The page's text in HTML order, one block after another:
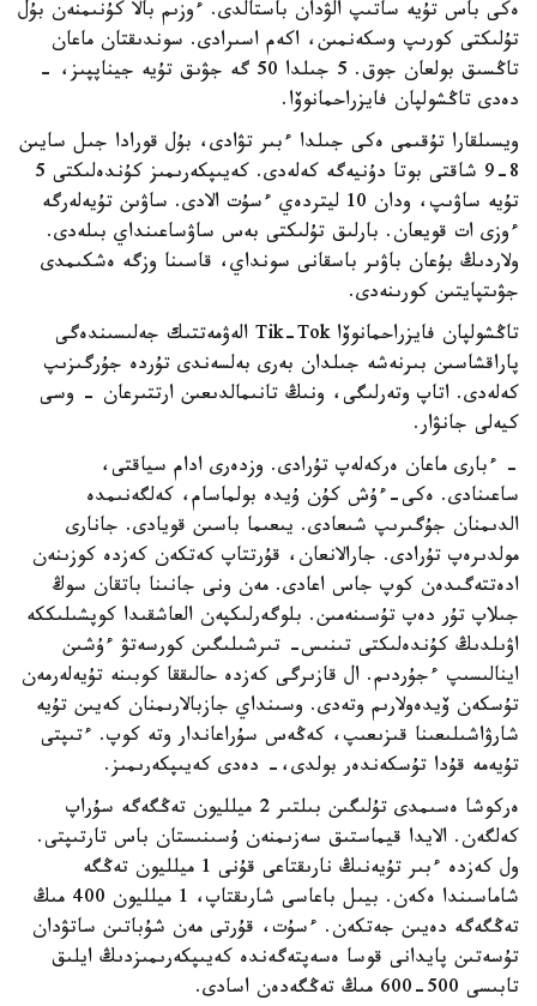
ەكى باس تۇيە ساتىپ الۋدان باستالدى. ءوزىم بالا كۇنىمنەن بۇل
تۇلىكتى كورىپ وسكەنمىن، اكەم اسىرادى. سوندىقتان ماعان
تاڭسىق بولعان جوق. 5 جىلدا 50 گە جۋىق تۇيە جيناپپىز، -
دەدى تاڭشولپان فايزراحمانوۆا.
ويسىلقارا تۇقىمى ەكى جىلدا ءبىر تۋادى، بۇل قورادا جىل سايىن
8-9 شاقتى بوتا دۇنيەگە كەلەدى. كەيىپكەرىمىز كۇندەلىكتى 5
تۇيە ساۋىپ، ودان 10 ليتردەي ءسۇت الادى. ساۋىن تۇيەلەرگە
ءوزى ات قويعان. بارلىق تۇلىكتى بەس ساۋساعىنداي بىلەدى.
ولاردىڭ بۇعان باۋىر باسقانى سونداي، قاسىنا وزگە ەشكىمدى
جۋىتپايتىن كورىنەدى.
تاڭشولپان فايزراحمانوۆا Tik-Tok الەۋمەتتىك جەلىسىندەگى
پاراقشاسىن بىرنەشە جىلدان بەرى بەلسەندى تۇردە جۇرگىزىپ
كەلەدى. اتاپ وتەرلىگى، ونىڭ تانىمالدىعىن ارتتىرعان - وسى
كيەلى جانۋار.
- ءبارى ماعان ەركەلەپ تۇرادى. وزدەرى ادام سياقتى،
ساعىنادى. ەكى-ءۇش كۇن ۇيدە بولماسام، كەلگەنىمدە
الدىمنان جۇگىرىپ شىعادى. يىعىما باسىن قويادى. جانارى
مولدىرەپ تۇرادى. جارالانعان، قۇرتتاپ كەتكەن كەزدە كوزىنەن
ادەتتەگىدەن كوپ جاس اعادى. مەن ونى جانىنا باتقان سوڭ
جىلاپ تۇر دەپ تۇسىنەمىن. بلوگەرلىكپەن العاشقىدا كوپشىلىككە
اۋىلدىڭ كۇندەلىكتى تىنىس- تىرشىلىگىن كورسەتۋ ءۇشىن
اينالىسىپ ءجۇردىم. ال قازىرگى كەزدە حالىققا كوبىنە تۇيەلەرمەن
تۇسكەن ۆيدەولارىم وتەدى. وسىنداي جازبالارىمنان كەيىن تۇيە
شارۋاشىلىعىنا قىزىعىپ، كەڭەس سۇراعاندار وتە كوپ. ءتىپتى
تۇيەمە قۇدا تۇسكەندەر بولدى،- دەدى كەيىپكەرىمىز.
ەركوشا ەسىمدى تۇلىگىن بىلتىر 2 ميلليون تەڭگەگە سۇراپ
كەلگەن. الايدا قيماستىق سەزىمنەن ۇسىنىستان باس تارتىپتى.
ول كەزدە ءبىر تۇيەنىڭ نارىقتاعى قۇنى 1 ميلليون تەڭگە
شاماسىندا ەكەن. بيىل باعاسى شارىقتاپ، 1 ميلليون 400 مىڭ
تەڭگەگە دەيىن جەتكەن. ءسۇت، قۇرتى مەن شۇباتىن ساتۋدان
تۇسەتىن پايدانى قوسا ەسەپتەگەندە كەيىپكەرىمىزدىڭ ايلىق
تابىسى 500-600 مىڭ تەڭگەدەن اسادى.